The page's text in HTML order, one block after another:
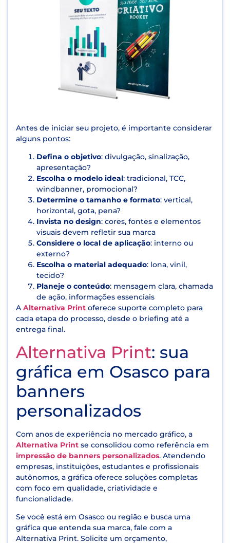
Antes de iniciar seu projeto, é importante considerar
alguns pontos:
Defina o objetivo: divulgação, sinalização,
apresentação?
Escolha o modelo ideal: tradicional, TCC,
windbanner, promocional?
Determine o tamanho e formato: vertical,
horizontal, gota, pena?
Invista no design: cores, fontes e elementos
visuais devem refletir sua marca
Considere o local de aplicação: interno ou
externo?
Escolha o material adequado: lona, vinil,
tecido?
Planeje o conteúdo: mensagem clara, chamada
de ação, informações essenciais
A Alternativa Print oferece suporte completo para
cada etapa do processo, desde o briefing até a
entrega final.
Alternativa Print: sua
gráfica em Osasco para
banners
personalizados
Com anos de experiência no mercado gráfico, a
Alternativa Print se consolidou como referência em
impressão de banners personalizados. Atendendo
empresas, instituições, estudantes e profissionais
autônomos, a gráfica oferece soluções completas
com foco em qualidade, criatividade e
funcionalidade.
Se você está em Osasco ou região e busca uma
gráfica que entenda sua marca, fale com a
Alternativa Print. Solicite um orçamento,